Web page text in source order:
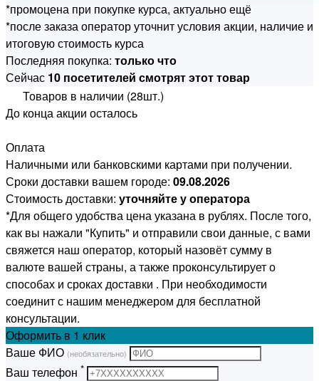
*промоцена при покупке курса, актуально ещё
*после заказа оператор уточнит условия акции, наличие и
итоговую стоимость курса
Последняя покупка: только что
Сейчас 10 посетителей смотрят этот товар
Товаров в наличии (28шт.)
До конца акции осталось
Оплата
Наличными или банковскими картами при получении.
Сроки доставки вашем городе: 09.08.2026
Стоимость доставки: уточняйте у оператора
*Для общего удобства цена указана в рублях. После того,
как вы нажали "Купить" и отправили свои данные, с вами
свяжется наш оператор, который назовёт сумму в
валюте вашей страны, а также проконсультирует о
способах и сроках доставки . При необходимости
соединит с нашим менеджером для бесплатной
консультации.
Оформить в 1 клик
Ваше ФИО (необязательно)
Ваш телефон *